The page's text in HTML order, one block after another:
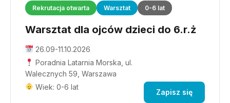
Rekrutacja otwarta Warsztat 0-6 lat
Warsztat dla ojców dzieci do 6.r.ż
26.09-11.10.2026
Poradnia Latarnia Morska, ul.
Walecznych 59, Warszawa
Wiek: 0-6 lat
Zapisz się